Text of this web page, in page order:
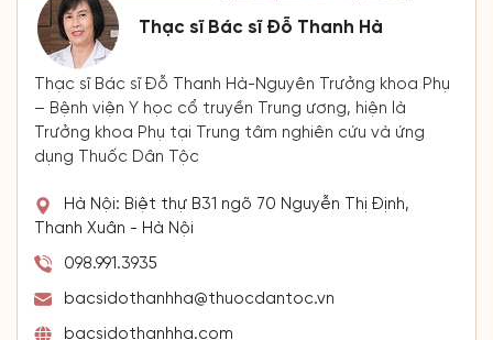
Thạc sĩ Bác sĩ Đỗ Thanh Hà
Thạc sĩ Bác sĩ Đỗ Thanh Hà-Nguyên Trưởng khoa Phụ
– Bệnh viện Y học cổ truyền Trung ương, hiện là
Trưởng khoa Phụ tại Trung tâm nghiên cứu và ứng
dụng Thuốc Dân Tộc
Hà Nội: Biệt thự B31 ngõ 70 Nguyễn Thị Định,
Thanh Xuân - Hà Nội
098.991.3935
bacsidothanhha@thuocdantoc.vn
bacsidothanhha.com